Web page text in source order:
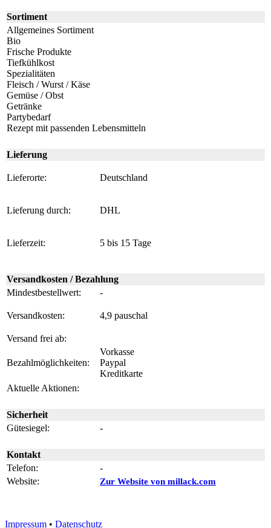
Sortiment
Allgemeines Sortiment
Bio
Frische Produkte
Tiefkühlkost
Spezialitäten
Fleisch / Wurst / Käse
Gemüse / Obst
Getränke
Partybedarf
Rezept mit passenden Lebensmitteln
Lieferung
Lieferorte: Deutschland
Lieferung durch: DHL
Lieferzeit: 5 bis 15 Tage
Versandkosten / Bezahlung
Mindestbestellwert:
-
Versandkosten: 4,9 pauschal
Versand frei ab:
Bezahlmöglichkeiten:
Vorkasse
Paypal
Kreditkarte
Aktuelle Aktionen:
Sicherheit
Gütesiegel:
-
Kontakt
Telefon:
-
Website:
Zur Website von millack.com
Impressum • Datenschutz